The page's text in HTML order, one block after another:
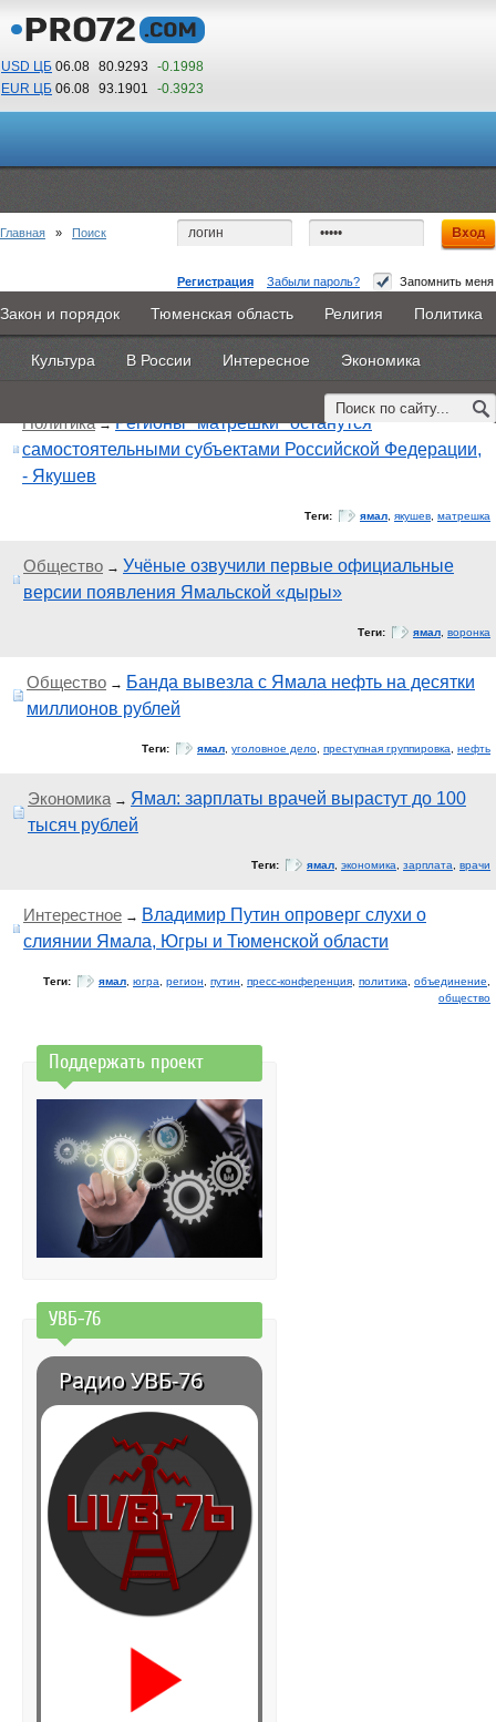
USD ЦБ 06.08 80.9293 -0.1998
EUR ЦБ 06.08 93.1901 -0.3923
08 00
По Гринвичу (GMT +5)
Регистрация Забыли пароль? Запомнить меня
Главная Новости Объявления КНИГИ ВестиNet
Каталоги 9PS Прочее
Закон и порядок Тюменская область Религия Политика
Культура В России Интересное Экономика
Главная » Поиск
Поиск по тегу: «ямал», искать подругому тегу
Найдено 5 материалов
Политика→Регионы "матрешки" останутся
самостоятельными субъектами Российской Федерации,
- Якушев
Теги: ямал якушев матрешка
Общество → Учёные озвучили первые официальные
версии появления Ямальской «дыры»
Теги: ямал воронка
Общество → Банда вывезла с Ямала нефть на десятки
миллионов рублей
Теги: ямал уголовное дело преступная группировка нефть
Экономика→ Ямал: зарплаты врачей вырастут до 100
тысяч рублей
Теги: ямал экономика зарплата врачи
Интерестное → Владимир Путин опроверг слухи о
слиянии Ямала, Югры и Тюменской области
Теги: ямал югра регион путин пресс-конференция политика объединение
общество
Поддержать проект
УВБ-76
Радио УВБ-76